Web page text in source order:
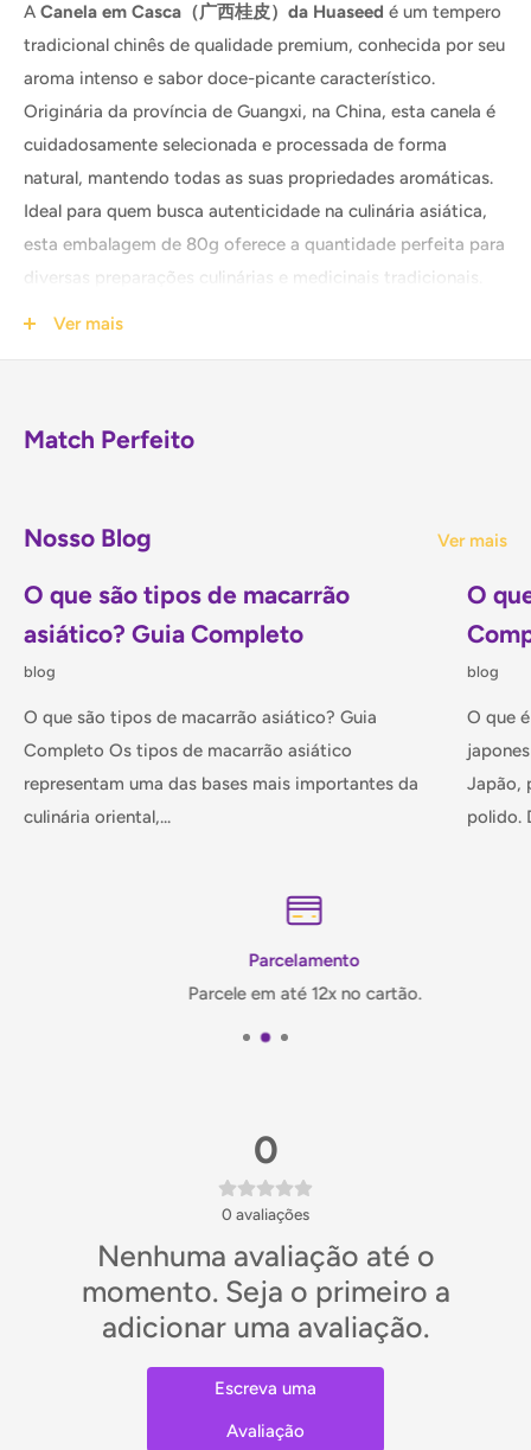
A Canela em Casca（广西桂皮）da Huaseed é um tempero
tradicional chinês de qualidade premium, conhecida por seu
aroma intenso e sabor doce-picante característico.
Originária da província de Guangxi, na China, esta canela é
cuidadosamente selecionada e processada de forma
natural, mantendo todas as suas propriedades aromáticas.
Ideal para quem busca autenticidade na culinária asiática,
esta embalagem de 80g oferece a quantidade perfeita para
diversas preparações culinárias e medicinais tradicionais.
Cinnamomum cassia, nativa da China. Diferente da canela
medicina tradicional chinesa e na culinária asiática. As
cascas são cuidadosamente secas ao sol, preservando seus
óleos essenciais naturais que conferem o aroma marcante e
as propriedades benéficas.
Por que é especial
Origem Guangxi— região famosa pela qualidade
superior da canela chinesa
— mais aromática que variedades
— quantidade ideal para uso doméstico
— especialista em especiarias asiáticas
Chás medicinais e aromáticos tradicionais chineses
Tempero para pratos de carne suína e bovina
Sobremesas asiáticas e doces tradicionais
Caldos e sopas para realçar o sabor
Combinação com anis estrelado e cravo em receitas
Ver mais
Match Perfeito
Nosso Blog Ver mais
O que são tipos de macarrão
asiático? Guia Completo
blog
O que são tipos de macarrão asiático? Guia
Completo Os tipos de macarrão asiático
representam uma das bases mais importantes da
culinária oriental,...
O
blog
O que
Japão,
polido.
Parcelamento
Parcele em até 12x no cartão.
0
0 avaliações
Nenhuma avaliação até o
momento. Seja o primeiro a
adicionar uma avaliação.
Escreva uma
Avaliação